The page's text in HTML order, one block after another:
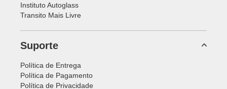
Instituto Autoglass
Transito Mais Livre
Suporte
Política de Entrega
Política de Pagamento
Política de Privacidade